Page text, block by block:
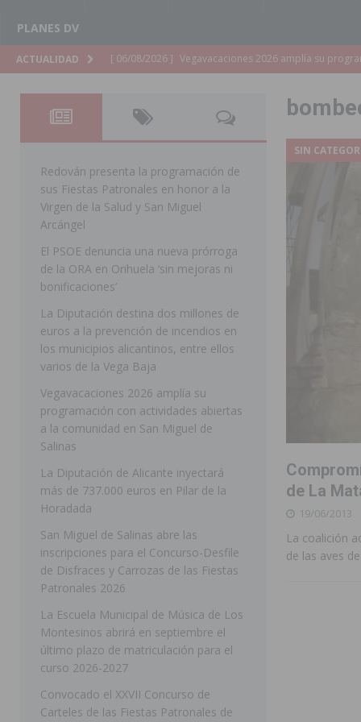
PLANES DV
ACTUALIDAD [ 06/08/2026 ] Vegavacaciones 2026 amplía su
[ 06/08/2026 ] La Diputación de Alicante inyectará
Patronales 2026
SAN MIGUEL DE SALINAS
[ 06/08/2026 ] La Escuela Municipal de Música de
curso 2026-2027
MONTESINOS
[ 06/08/2026 ]
Convocado el XXVII Concurso de
[ 06/08/2026 ] Benejúzar vive el verano con una
BENEJUZAR
pedanías
ORIHUELA
[ 06/08/2026 ]
[ 05/08/2026 ]
Orihuela ultima diferentes soluciones
CEIP Virgen de la Puerta
ORIHUELA
Torrevieja presenta su programación
[ 05/08/2026 ] Sanidad Orihuela llama a observar el
los desplazamientos
ORIHUELA
Orihuela acogerá una sesión
ORIHUELA
[ 06/08/2026 ]
Redován presenta la programación de
[ 06/08/2026 ] El PSOE denuncia una nueva prórroga
[ 06/08/2026 ]
La Diputación destina dos millones
ellos varios de la Vega Baja
SIN
de La
19/06/2013
La coalición
de las aves
Redován presenta la programación de
sus Fiestas Patronales en honor a la
Virgen de la Salud y San Miguel
Arcángel
El PSOE denuncia una nueva prórroga
de la ORA en Orihuela ‘sin mejoras ni
bonificaciones’
La Diputación destina dos millones de
euros a la prevención de incendios en
los municipios alicantinos, entre ellos
varios de la Vega Baja
Vegavacaciones 2026 amplía su
programación con actividades abiertas
a la comunidad en San Miguel de
Salinas
La Diputación de Alicante inyectará
más de 737.000 euros en Pilar de la
Horadada
San Miguel de Salinas abre las
inscripciones para el Concurso-Desfile
de Disfraces y Carrozas de las Fiestas
Patronales 2026
La Escuela Municipal de Música de Los
Montesinos abrirá en septiembre el
último plazo de matriculación para el
curso 2026-2027
Convocado el XXVII Concurso de
Carteles de las Fiestas Patronales de